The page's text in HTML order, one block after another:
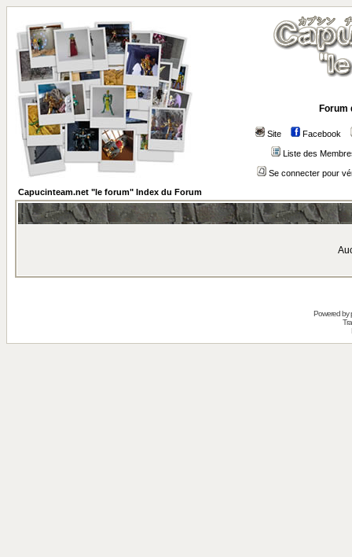
Forum
Site Facebook
Liste des
Se connecter pour
Capucinteam.net "le forum" Index du Forum
Powered by